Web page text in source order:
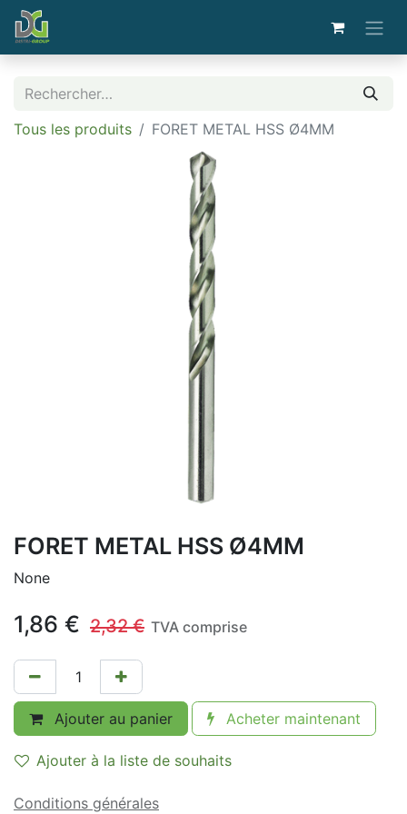
Tous les produits FORET METAL HSS Ø4MM
FORET METAL HSS Ø4MM
None
1,86 € 2,32€ TVA comprise
Ajouter au panier Acheter maintenant
Ajouter à la liste de souhaits
Conditions générales